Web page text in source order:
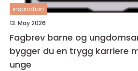
inspiration
13. May 2026
Fagbrev barne og
bygger du en trygg karriere
unge